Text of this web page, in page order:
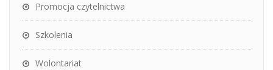
Promocja czytelnictwa
Szkolenia
Wolontariat